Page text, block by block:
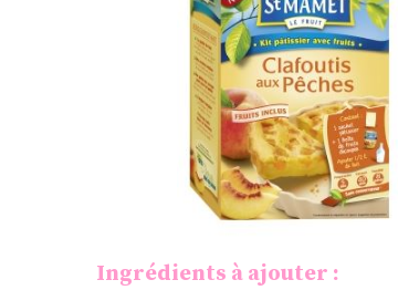
Ingrédients à ajouter :